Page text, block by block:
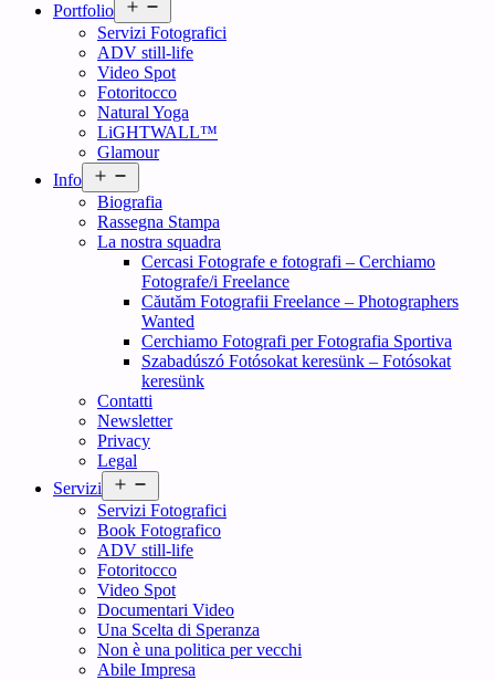
Portfolio
menu
Servizi Fotografici
ADV still-life
Video Spot
Fotoritocco
Natural Yoga
LiGHTWALL™
Glamour
Info
menu
Biografia
Rassegna Stampa
La nostra squadra
Cercasi Fotografe e fotografi – Cerchiamo
Fotografe/i Freelance
Căutăm Fotografii Freelance – Photographers
Wanted
Cerchiamo Fotografi per Fotografia Sportiva
Szabadúszó Fotósokat keresünk – Fotósokat
keresünk
Contatti
Newsletter
Privacy
Legal
Servizi
menu
Servizi Fotografici
Book Fotografico
ADV still-life
Fotoritocco
Video Spot
Documentari Video
Una Scelta di Speranza
Non è una politica per vecchi
Abile Impresa